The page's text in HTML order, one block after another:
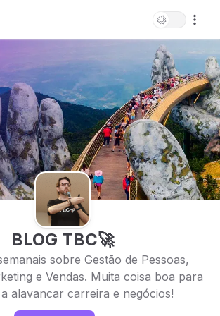
BLOG TBC🚀
sobre Gestão de Pessoas,
e Vendas. Muita coisa boa para
alavancar carreira e negócios!